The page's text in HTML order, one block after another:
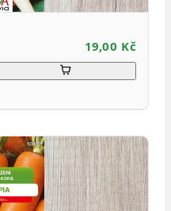
19,00 Kč